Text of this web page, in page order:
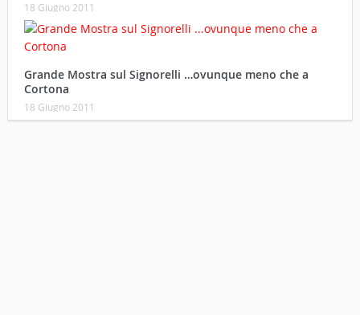
18 Giugno 2011
Grande Mostra sul Signorelli …ovunque meno che a
Cortona
18 Giugno 2011